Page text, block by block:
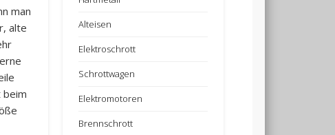
man
alte
beim
Alteisen
Elektroschrott
Schrottwagen
Elektromotoren
Brennschrott